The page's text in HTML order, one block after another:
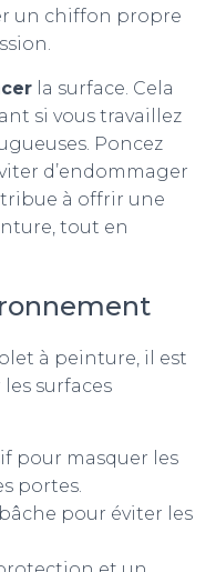
un chiffon propre
la surface. Cela
si vous travaillez
Poncez
d’endommager
à offrir une
tout en
à peinture, il est
surfaces
pour masquer les
portes.
pour éviter les